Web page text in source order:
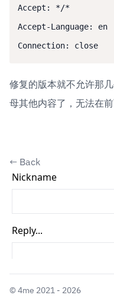
Accept: */*
Accept-Language: en
Connection: close
修复的版本就不允许那
母其他内容了，无法在
← Back
© 4me 2021 - 2026